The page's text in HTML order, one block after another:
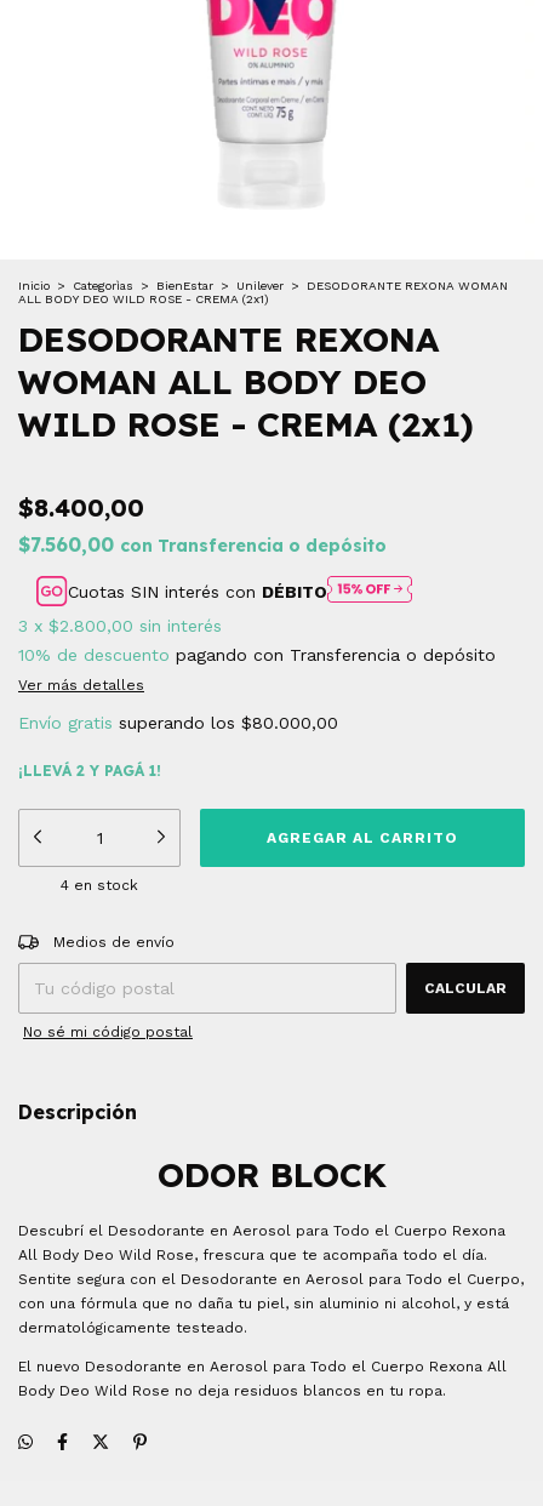
Inicio > Categorìas > BienEstar > Unilever >
DESODORANTE REXONA WOMAN
ALL BODY DEO WILD ROSE - CREMA (2x1)
DESODORANTE REXONA
WOMAN ALL BODY DEO
WILD ROSE - CREMA (2x1)
$8.400,00
$7.560,00 con Transferencia o depósito
Cuotas SIN interés con DÉBITO
3 x $2.800,00 sin interés
10% de descuento pagando con Transferencia o depósito
Ver más detalles
Envío gratis superando los $80.000,00
¡LLEVÁ 2 Y PAGÁ 1!
4 en stock
Entregas para el CP:
Medios de envío
CALCULAR
No sé mi código postal
Descripción
ODOR BLOCK
Descubrí el Desodorante en Aerosol para Todo el Cuerpo Rexona
All Body Deo Wild Rose, frescura que te acompaña todo el día.
Sentite segura con el Desodorante en Aerosol para Todo el Cuerpo,
con una fórmula que no daña tu piel, sin aluminio ni alcohol, y está
dermatológicamente testeado.
El nuevo Desodorante en Aerosol para Todo el Cuerpo Rexona All
Body Deo Wild Rose no deja residuos blancos en tu ropa.